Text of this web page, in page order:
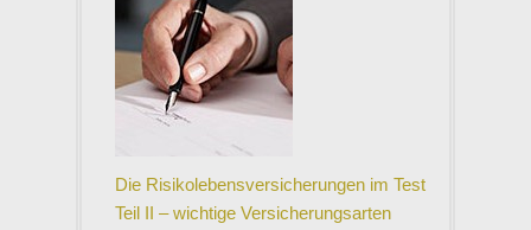
Die Risikolebensversicherungen im Test
Teil II – wichtige Versicherungsarten